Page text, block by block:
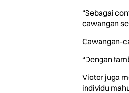
“Sebagai
cawangan
Cawangan-
“Dengan
Victor juga
individu